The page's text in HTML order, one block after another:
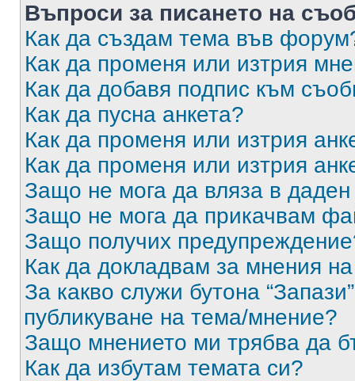
Въпроси за писането на
Как да създам тема във
Как да променя или изтрия
Как да добавя подпис към
Как да пусна анкета?
Как да променя или изтрия
Как да променя или изтрия
Защо не мога да вляза в
Защо не мога да прикачвам
Защо получих
Как да докладвам за мнения
За какво служи бутона
публикуване на тема/мнение?
Защо мнението ми трябва да
Как да избутам темата си?